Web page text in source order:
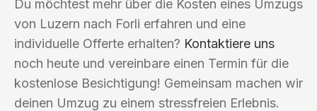
Du möchtest mehr über die Kosten eines Umzugs
von Luzern nach Forli erfahren und eine
individuelle Offerte erhalten? Kontaktiere uns
noch heute und vereinbare einen Termin für die
kostenlose Besichtigung! Gemeinsam machen wir
deinen Umzug zu einem stressfreien Erlebnis.